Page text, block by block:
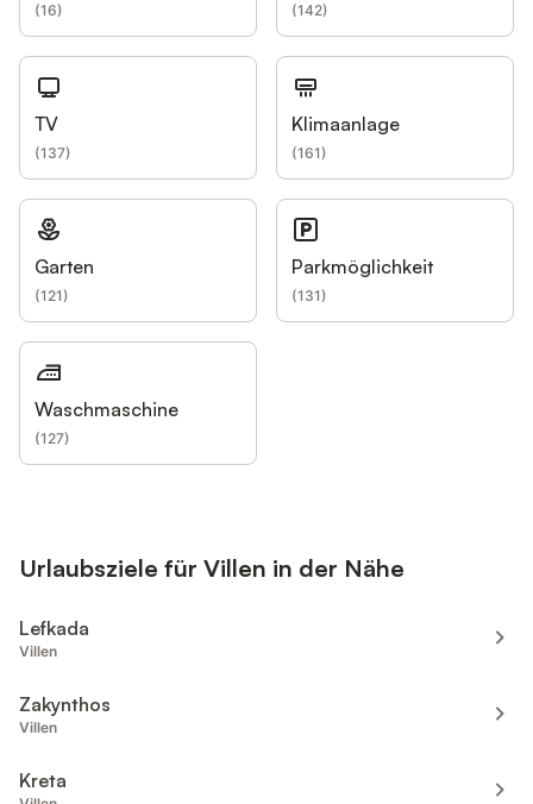
(16) (142)
TV
(137)
Klimaanlage
(161)
Garten
(121)
Parkmöglichkeit
(131)
Waschmaschine
(127)
Urlaubsziele für Villen in der Nähe
Lefkada
Villen
Zakynthos
Villen
Kreta